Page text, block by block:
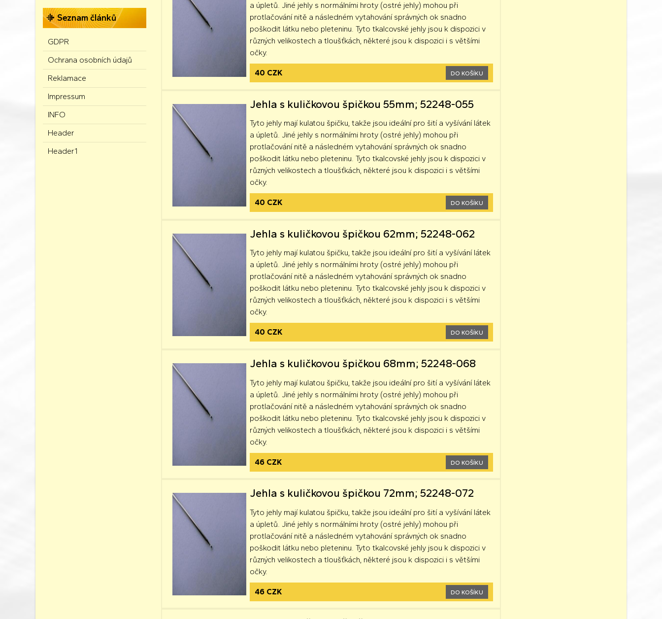
Seznam článků
GDPR
Ochrana osobních údajů
Reklamace
Impressum
INFO
Header
Header1
a úpletů. Jiné jehly s normálními hroty (ostré jehly) mohou při
protlačování nitě a následném vytahování správných ok snadno
poškodit látku nebo pleteninu. Tyto tkalcovské jehly jsou k dispozici v
různých velikostech a tloušťkách, některé jsou k dispozici i s většími
očky.
40 CZK DO KOŠÍKU
Jehla s kuličkovou špičkou 55mm; 52248-055
Tyto jehly mají kulatou špičku, takže jsou ideální pro šití a vyšívání látek
a úpletů. Jiné jehly s normálními hroty (ostré jehly) mohou při
protlačování nitě a následném vytahování správných ok snadno
poškodit látku nebo pleteninu. Tyto tkalcovské jehly jsou k dispozici v
různých velikostech a tloušťkách, některé jsou k dispozici i s většími
očky.
40 CZK DO KOŠÍKU
Jehla s kuličkovou špičkou 62mm; 52248-062
Tyto jehly mají kulatou špičku, takže jsou ideální pro šití a vyšívání látek
a úpletů. Jiné jehly s normálními hroty (ostré jehly) mohou při
protlačování nitě a následném vytahování správných ok snadno
poškodit látku nebo pleteninu. Tyto tkalcovské jehly jsou k dispozici v
různých velikostech a tloušťkách, některé jsou k dispozici i s většími
očky.
40 CZK DO KOŠÍKU
Jehla s kuličkovou špičkou 68mm; 52248-068
Tyto jehly mají kulatou špičku, takže jsou ideální pro šití a vyšívání látek
a úpletů. Jiné jehly s normálními hroty (ostré jehly) mohou při
protlačování nitě a následném vytahování správných ok snadno
poškodit látku nebo pleteninu. Tyto tkalcovské jehly jsou k dispozici v
různých velikostech a tloušťkách, některé jsou k dispozici i s většími
očky.
46 CZK DO KOŠÍKU
Jehla s kuličkovou špičkou 72mm; 52248-072
Tyto jehly mají kulatou špičku, takže jsou ideální pro šití a vyšívání látek
a úpletů. Jiné jehly s normálními hroty (ostré jehly) mohou při
protlačování nitě a následném vytahování správných ok snadno
poškodit látku nebo pleteninu. Tyto tkalcovské jehly jsou k dispozici v
různých velikostech a tloušťkách, některé jsou k dispozici i s většími
očky.
46 CZK DO KOŠÍKU